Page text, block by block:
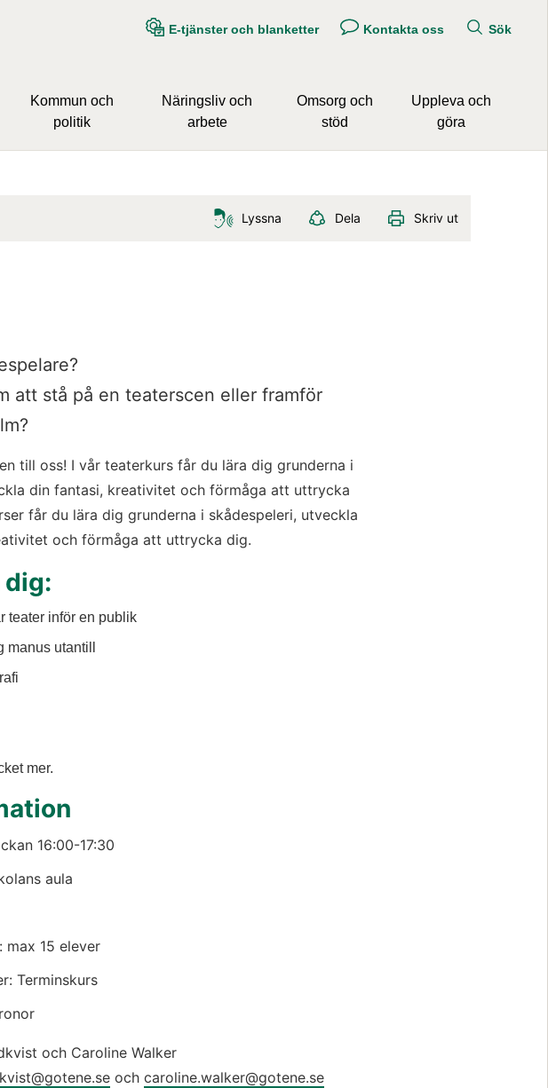
E-tjänster och blanketter Kontakta oss Sök
Kommun och
politik
Näringsliv och
arbete
Omsorg och
stöd
Uppleva och
göra
Lyssna Dela Skriv ut
att stå på en teaterscen eller framför
till oss! I vår teaterkurs får du lära dig grunderna i
din fantasi, kreativitet och förmåga att uttrycka
får du lära dig grunderna i skådespeleri, utveckla
och förmåga att uttrycka dig.
dig:
teater inför en publik
manus utantill
mer.
16:00-17:30
aula
max 15 elever
Terminskurs
och Caroline Walker
och caroline.walker@gotene.se